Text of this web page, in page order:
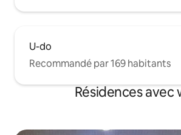
U-do
Recommandé par 169 habitants
Résidences avec